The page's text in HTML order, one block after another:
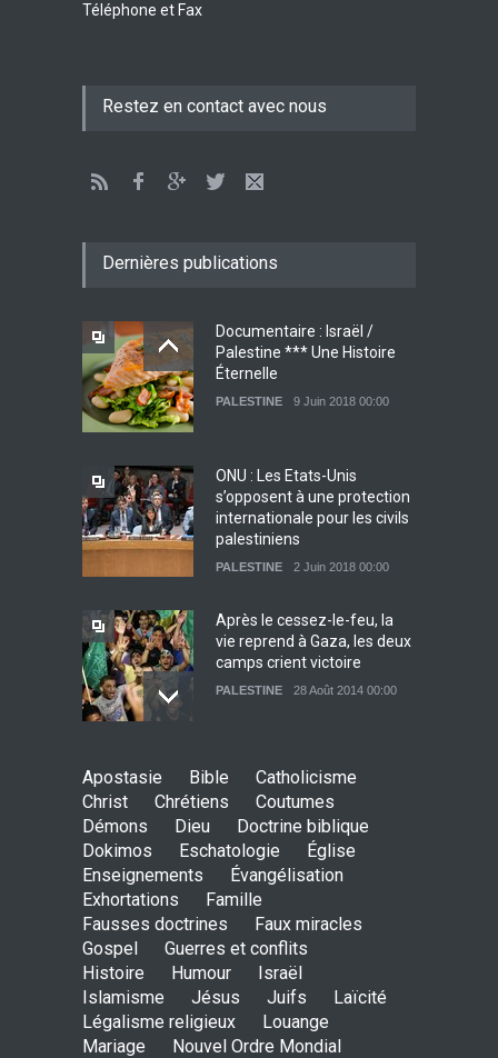
Téléphone et Fax
Restez en contact avec nous
Dernières publications
Documentaire : Israël /
Palestine *** Une Histoire
Éternelle
PALESTINE 9 Juin 2018 00:00
ONU : Les Etats-Unis
s’opposent à une protection
internationale pour les civils
palestiniens
PALESTINE 2 Juin 2018 00:00
Après le cessez-le-feu, la
vie reprend à Gaza, les deux
camps crient victoire
PALESTINE 28 Août 2014 00:00
Apostasie Bible
Catholicisme
Christ
Chrétiens
Coutumes
Démons
Dieu
Doctrine biblique
Dokimos
Eschatologie
Église
Enseignements
Évangélisation
Exhortations
Famille
Fausses doctrines
Faux miracles
Gospel
Guerres et conflits
Histoire
Humour
Israël
Islamisme
Jésus Juifs
Laïcité
Légalisme religieux
Louange
Mariage
Nouvel Ordre Mondial